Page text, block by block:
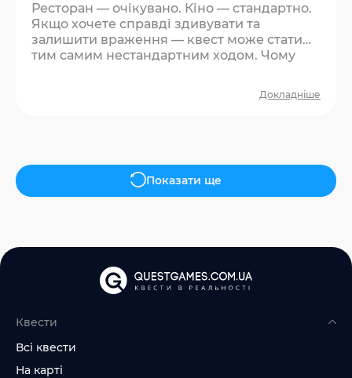
Ресторан — очікувано. Кіно — стандартно.
Якщо хочете справді здивувати та
залишити враження — квест може стати
тим самим нестандартним ходом. Чому
дівчат не чекають такої пропозиції — і вже
необхідності бути ідеальним. Є гра, є
атмосфера, є спонтанні реакції — а саме
вони запам’ятовуються….
Докладніше
Показати ще
Квести
Всі квести
На карті